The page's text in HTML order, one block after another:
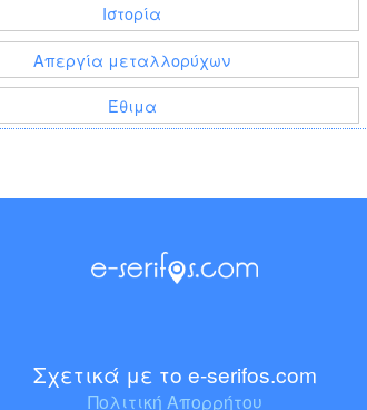
Ιστορία
Απεργία μεταλλορύχων
Έθιμα
Σχετικά με το e-serifos.com
Πολιτική Απορρήτου